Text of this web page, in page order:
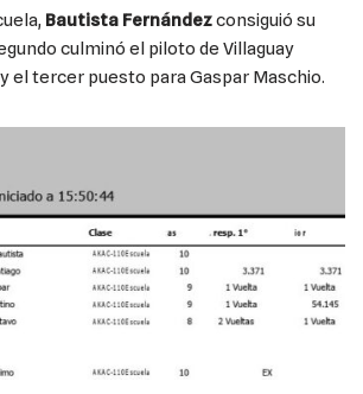
Bautista Fernándezconsiguió su
culminó el piloto de Villaguay
el tercer puesto para Gaspar Maschio.